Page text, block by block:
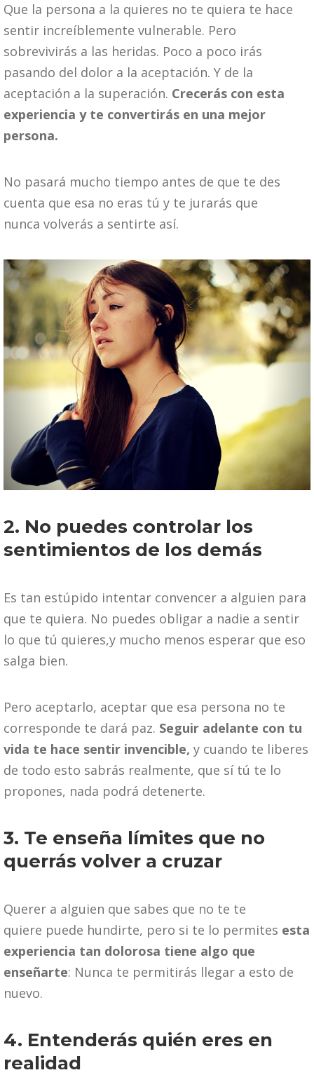
Que la persona a la quieres no te quiera te hace
sentir increíblemente vulnerable. Pero
sobrevivirás a las heridas. Poco a poco irás
pasando del dolor a la aceptación. Y de la
aceptación a la superación. Crecerás con esta
experiencia y te convertirás en una mejor
persona.
No pasará mucho tiempo antes de que te des
cuenta que esa no eras tú y te jurarás que
nunca volverás a sentirte así.
2. No puedes controlar los
sentimientos de los demás
Es tan estúpido intentar convencer a alguien para
que te quiera. No puedes obligar a nadie a sentir
lo que tú quieres,y mucho menos esperar que eso
salga bien.
Pero aceptarlo, aceptar que esa persona no te
corresponde te dará paz. Seguir adelante con tu
vida te hace sentir invencible, y cuando te liberes
de todo esto sabrás realmente, que sí tú te lo
propones, nada podrá detenerte.
3. Te enseña límites que no
querrás volver a cruzar
Querer a alguien que sabes que no te te
quiere puede hundirte, pero si te lo permites esta
experiencia tan dolorosa tiene algo que
enseñarte: Nunca te permitirás llegar a esto de
nuevo.
4. Entenderás quién eres en
realidad